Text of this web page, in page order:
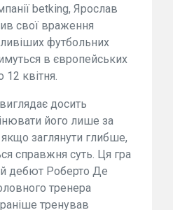
betking, Ярослав
свої враження
футбольних
в європейських
12 квітня.
досить
його лише за
заглянути глибше,
справжня суть. Ця гра
дебют Роберто Де
тренера
тренував